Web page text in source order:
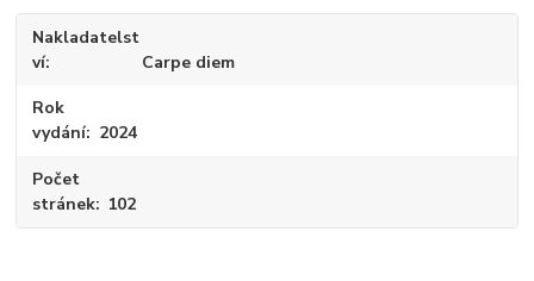
Nakladatelst
ví
Carpe diem
Rok
vydání
2024
Počet
stránek
102